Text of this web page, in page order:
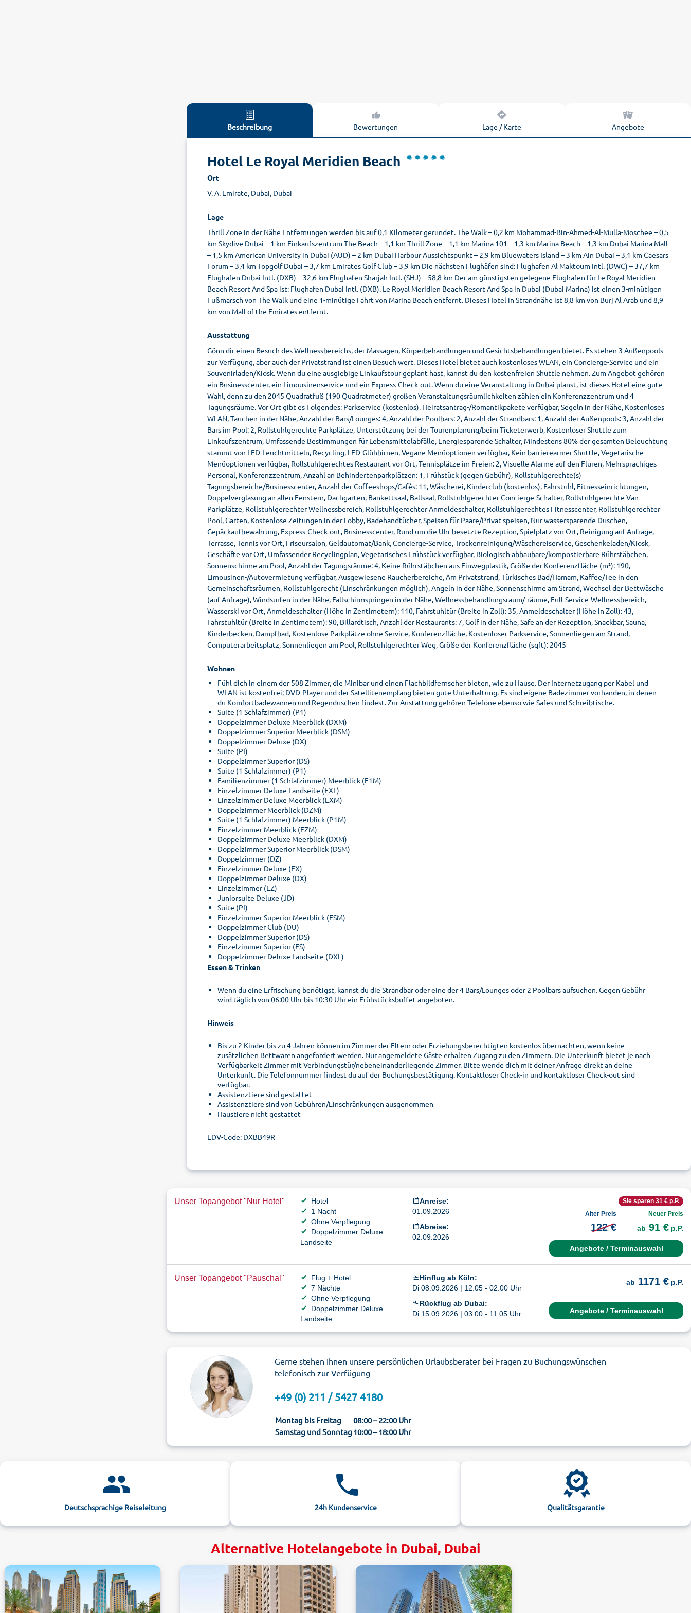
Beschreibung Bewertungen Lage / Karte Angebote
Hotel Le Royal Meridien Beach
Ort
V. A. Emirate, Dubai, Dubai
Lage
Thrill Zone in der Nähe Entfernungen werden bis auf 0,1 Kilometer gerundet. The Walk – 0,2 km Mohammad-Bin-Ahmed-Al-Mulla-Moschee – 0,5
km Skydive Dubai – 1 km Einkaufszentrum The Beach – 1,1 km Thrill Zone – 1,1 km Marina 101 – 1,3 km Marina Beach – 1,3 km Dubai Marina Mall
– 1,5 km American University in Dubai (AUD) – 2 km Dubai Harbour Aussichtspunkt – 2,9 km Bluewaters Island – 3 km Ain Dubai – 3,1 km Caesars
Forum – 3,4 km Topgolf Dubai – 3,7 km Emirates Golf Club – 3,9 km Die nächsten Flughäfen sind: Flughafen Al Maktoum Intl. (DWC) – 37,7 km
Flughafen Dubai Intl. (DXB) – 32,6 km Flughafen Sharjah Intl. (SHJ) – 58,8 km Der am günstigsten gelegene Flughafen für Le Royal Meridien
Beach Resort And Spa ist: Flughafen Dubai Intl. (DXB). Le Royal Meridien Beach Resort And Spa in Dubai (Dubai Marina) ist einen 3-minütigen
Fußmarsch von The Walk und eine 1-minütige Fahrt von Marina Beach entfernt. Dieses Hotel in Strandnähe ist 8,8 km von Burj Al Arab und 8,9
km von Mall of the Emirates entfernt.
Ausstattung
Gönn dir einen Besuch des Wellnessbereichs, der Massagen, Körperbehandlungen und Gesichtsbehandlungen bietet. Es stehen 3 Außenpools
zur Verfügung, aber auch der Privatstrand ist einen Besuch wert. Dieses Hotel bietet auch kostenloses WLAN, ein Concierge-Service und ein
Souvenirladen/Kiosk. Wenn du eine ausgiebige Einkaufstour geplant hast, kannst du den kostenfreien Shuttle nehmen. Zum Angebot gehören
ein Businesscenter, ein Limousinenservice und ein Express-Check-out. Wenn du eine Veranstaltung in Dubai planst, ist dieses Hotel eine gute
Wahl, denn zu den 2045 Quadratfuß (190 Quadratmeter) großen Veranstaltungsräumlichkeiten zählen ein Konferenzzentrum und 4
Tagungsräume. Vor Ort gibt es Folgendes: Parkservice (kostenlos). Heiratsantrag-/Romantikpakete verfügbar, Segeln in der Nähe, Kostenloses
WLAN, Tauchen in der Nähe, Anzahl der Bars/Lounges: 4, Anzahl der Poolbars: 2, Anzahl der Strandbars: 1, Anzahl der Außenpools: 3, Anzahl der
Bars im Pool: 2, Rollstuhlgerechte Parkplätze, Unterstützung bei der Tourenplanung/beim Ticketerwerb, Kostenloser Shuttle zum
Einkaufszentrum, Umfassende Bestimmungen für Lebensmittelabfälle, Energiesparende Schalter, Mindestens 80% der gesamten Beleuchtung
stammt von LED-Leuchtmitteln, Recycling, LED-Glühbirnen, Vegane Menüoptionen verfügbar, Kein barrierearmer Shuttle, Vegetarische
Menüoptionen verfügbar, Rollstuhlgerechtes Restaurant vor Ort, Tennisplätze im Freien: 2, Visuelle Alarme auf den Fluren, Mehrsprachiges
Personal, Konferenzzentrum, Anzahl an Behindertenparkplätzen: 1, Frühstück (gegen Gebühr), Rollstuhlgerechte(s)
Tagungsbereiche/Businesscenter, Anzahl der Coffeeshops/Cafés: 11, Wäscherei, Kinderclub (kostenlos), Fahrstuhl, Fitnesseinrichtungen,
Doppelverglasung an allen Fenstern, Dachgarten, Bankettsaal, Ballsaal, Rollstuhlgerechter Concierge-Schalter, Rollstuhlgerechte Van-
Parkplätze, Rollstuhlgerechter Wellnessbereich, Rollstuhlgerechter Anmeldeschalter, Rollstuhlgerechtes Fitnesscenter, Rollstuhlgerechter
Pool, Garten, Kostenlose Zeitungen in der Lobby, Badehandtücher, Speisen für Paare/Privat speisen, Nur wassersparende Duschen,
Gepäckaufbewahrung, Express-Check-out, Businesscenter, Rund um die Uhr besetzte Rezeption, Spielplatz vor Ort, Reinigung auf Anfrage,
Terrasse, Tennis vor Ort, Friseursalon, Geldautomat/Bank, Concierge-Service, Trockenreinigung/Wäschereiservice, Geschenkeladen/Kiosk,
Geschäfte vor Ort, Umfassender Recyclingplan, Vegetarisches Frühstück verfügbar, Biologisch abbaubare/kompostierbare Rührstäbchen,
Sonnenschirme am Pool, Anzahl der Tagungsräume: 4, Keine Rührstäbchen aus Einwegplastik, Größe der Konferenzfläche (m²): 190,
Limousinen-/Autovermietung verfügbar, Ausgewiesene Raucherbereiche, Am Privatstrand, Türkisches Bad/Hamam, Kaffee/Tee in den
Gemeinschaftsräumen, Rollstuhlgerecht (Einschränkungen möglich), Angeln in der Nähe, Sonnenschirme am Strand, Wechsel der Bettwäsche
(auf Anfrage), Windsurfen in der Nähe, Fallschirmspringen in der Nähe, Wellnessbehandlungsraum/-räume, Full-Service-Wellnessbereich,
Wasserski vor Ort, Anmeldeschalter (Höhe in Zentimetern): 110, Fahrstuhltür (Breite in Zoll): 35, Anmeldeschalter (Höhe in Zoll): 43,
Fahrstuhltür (Breite in Zentimetern): 90, Billardtisch, Anzahl der Restaurants: 7, Golf in der Nähe, Safe an der Rezeption, Snackbar, Sauna,
Kinderbecken, Dampfbad, Kostenlose Parkplätze ohne Service, Konferenzfläche, Kostenloser Parkservice, Sonnenliegen am Strand,
Computerarbeitsplatz, Sonnenliegen am Pool, Rollstuhlgerechter Weg, Größe der Konferenzfläche (sqft): 2045
Wohnen
Fühl dich in einem der 508 Zimmer, die Minibar und einen Flachbildfernseher bieten, wie zu Hause. Der Internetzugang per Kabel und
WLAN ist kostenfrei; DVD-Player und der Satellitenempfang bieten gute Unterhaltung. Es sind eigene Badezimmer vorhanden, in denen
du Komfortbadewannen und Regenduschen findest. Zur Austattung gehören Telefone ebenso wie Safes und Schreibtische.
Suite (1 Schlafzimmer) (P1)
Doppelzimmer Deluxe Meerblick (DXM)
Doppelzimmer Superior Meerblick (DSM)
Doppelzimmer Deluxe (DX)
Suite (PI)
Doppelzimmer Superior (DS)
Suite (1 Schlafzimmer) (P1)
Familienzimmer (1 Schlafzimmer) Meerblick (F1M)
Einzelzimmer Deluxe Landseite (EXL)
Einzelzimmer Deluxe Meerblick (EXM)
Doppelzimmer Meerblick (DZM)
Suite (1 Schlafzimmer) Meerblick (P1M)
Einzelzimmer Meerblick (EZM)
Doppelzimmer Deluxe Meerblick (DXM)
Doppelzimmer Superior Meerblick (DSM)
Doppelzimmer (DZ)
Einzelzimmer Deluxe (EX)
Doppelzimmer Deluxe (DX)
Einzelzimmer (EZ)
Juniorsuite Deluxe (JD)
Suite (PI)
Einzelzimmer Superior Meerblick (ESM)
Doppelzimmer Club (DU)
Doppelzimmer Superior (DS)
Einzelzimmer Superior (ES)
Doppelzimmer Deluxe Landseite (DXL)
Essen & Trinken
Wenn du eine Erfrischung benötigst, kannst du die Strandbar oder eine der 4 Bars/Lounges oder 2 Poolbars aufsuchen. Gegen Gebühr
wird täglich von 06:00 Uhr bis 10:30 Uhr ein Frühstücksbuffet angeboten.
Hinweis
Bis zu 2 Kinder bis zu 4 Jahren können im Zimmer der Eltern oder Erziehungsberechtigten kostenlos übernachten, wenn keine
zusätzlichen Bettwaren angefordert werden. Nur angemeldete Gäste erhalten Zugang zu den Zimmern. Die Unterkunft bietet je nach
Verfügbarkeit Zimmer mit Verbindungstür/nebeneinanderliegende Zimmer. Bitte wende dich mit deiner Anfrage direkt an deine
Unterkunft. Die Telefonnummer findest du auf der Buchungsbestätigung. Kontaktloser Check-in und kontaktloser Check-out sind
verfügbar.
Assistenztiere sind gestattet
Assistenztiere sind von Gebühren/Einschränkungen ausgenommen
Haustiere nicht gestattet
EDV-Code: DXBB49R
Unser Topangebot "Nur Hotel"
Hotel
1 Nacht
Ohne Verpflegung
Doppelzimmer Deluxe
Landseite
Anreise:
01.09.2026
Abreise:
02.09.2026
Sie sparen 31 € p.P.
Alter Preis
122 €
Neuer Preis
ab 91 € p.P.
Angebote / Terminauswahl
Unser Topangebot "Pauschal"
Flug + Hotel
7 Nächte
Ohne Verpflegung
Doppelzimmer Deluxe
Landseite
Hinflug ab Köln:
Di 08.09.2026 | 12:05 - 02:00 Uhr
Rückflug ab Dubai:
Di 15.09.2026 | 03:00 - 11:05 Uhr
ab 1171 € p.P.
Angebote / Terminauswahl
Gerne stehen Ihnen unsere persönlichen Urlaubsberater bei Fragen zu Buchungswünschen
telefonisch zur Verfügung
+49 (0) 211 / 5427 4180
Montag bis Freitag
08:00 – 22:00 Uhr
Samstag und Sonntag10:00 – 18:00 Uhr
Deutschsprachige Reiseleitung 24h Kundenservice Qualitätsgarantie
Alternative Hotelangebote in Dubai, Dubai